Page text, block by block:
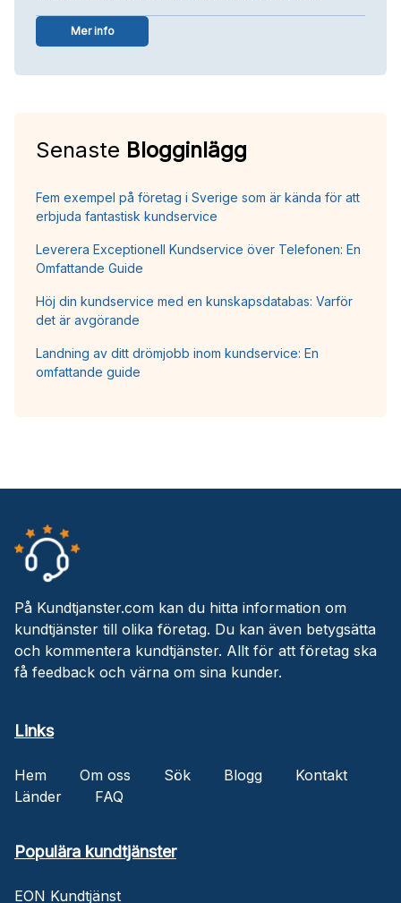
Mer info
Senaste Blogginlägg
Fem exempel på företag i Sverige som är kända för att
erbjuda fantastisk kundservice
Leverera Exceptionell Kundservice över Telefonen: En
Omfattande Guide
Höj din kundservice med en kunskapsdatabas: Varför
det är avgörande
Landning av ditt drömjobb inom kundservice: En
omfattande guide
På Kundtjanster.com kan du hitta information om
kundtjänster till olika företag. Du kan även betygsätta
och kommentera kundtjänster. Allt för att företag ska
få feedback och värna om sina kunder.
Links
Hem Om oss Sök Blogg
Kontakt
Länder
FAQ
Populära kundtjänster
EON Kundtjänst